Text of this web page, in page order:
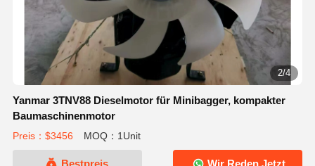
2/4
Yanmar 3TNV88 Dieselmotor für Minibagger, kompakter
Baumaschinenmotor
Preis：$3456 MOQ：1Unit